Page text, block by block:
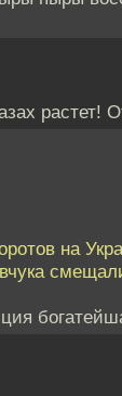
растет!
на